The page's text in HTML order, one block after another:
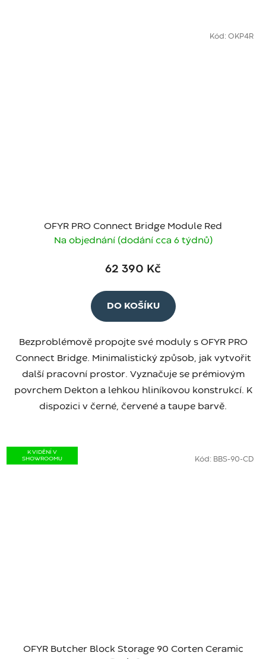
OFYR PRO Connect Bridge Module Red
Na objednání (dodání cca 6 týdnů)
62 390 Kč
DO KOŠÍKU
Bezproblémově propojte své moduly s OFYR PRO
Connect Bridge. Minimalistický způsob, jak vytvořit
další pracovní prostor. Vyznačuje se prémiovým
povrchem Dekton a lehkou hliníkovou konstrukcí. K
dispozici v černé, červené a taupe barvě.
Kód: OKP4R
K VIDĚNÍ V
SHOWROOMU
OFYR Butcher Block Storage 90 Corten Ceramic
Kód: BBS-90-CD